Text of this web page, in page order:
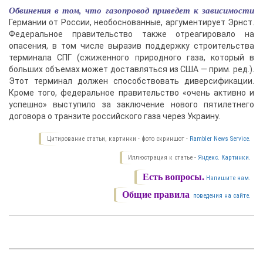
Обвинения в том, что газопровод приведет к зависимости
Германии от России, необоснованные, аргументирует Эрнст.
Федеральное правительство также отреагировало на
опасения, в том числе выразив поддержку строительства
терминала СПГ (сжиженного природного газа, который в
больших объемах может доставляться из США — прим. ред.).
Этот терминал должен способствовать диверсификации.
Кроме того, федеральное правительство «очень активно и
успешно» выступило за заключение нового пятилетнего
договора о транзите российского газа через Украину.
Цитирование статьи, картинки - фото скриншот - Rambler News Service.
Иллюстрация к статье - Яндекс. Картинки.
Есть вопросы. Напишите нам.
Общие правила поведения на сайте.